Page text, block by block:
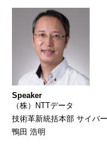
Speaker
（株）NTTデータ
技術革新統括本部 サイバ
鴨田 浩明